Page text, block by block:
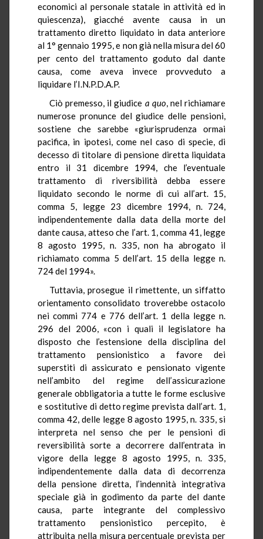
economici al personale statale in attività ed in
quiescenza), giacché avente causa in un
trattamento diretto liquidato in data anteriore
al 1° gennaio 1995, e non già nella misura del 60
per cento del trattamento goduto dal dante
causa, come aveva invece provveduto a
liquidare l’I.N.P.D.A.P.
Ciò premesso, il giudice a quo, nel richiamare
numerose pronunce del giudice delle pensioni,
sostiene che sarebbe «giurisprudenza ormai
pacifica, in ipotesi, come nel caso di specie, di
decesso di titolare di pensione diretta liquidata
entro il 31 dicembre 1994, che l’eventuale
trattamento di riversibilità debba essere
liquidato secondo le norme di cui all’art. 15,
comma 5, legge 23 dicembre 1994, n. 724,
indipendentemente dalla data della morte del
dante causa, atteso che l’art. 1, comma 41, legge
8 agosto 1995, n. 335, non ha abrogato il
richiamato comma 5 dell’art. 15 della legge n.
724 del 1994».
Tuttavia, prosegue il rimettente, un siffatto
orientamento consolidato troverebbe ostacolo
nei commi 774 e 776 dell’art. 1 della legge n.
296 del 2006, «con i quali il legislatore ha
disposto che l’estensione della disciplina del
trattamento pensionistico a favore dei
superstiti di assicurato e pensionato vigente
nell’ambito del regime dell’assicurazione
generale obbligatoria a tutte le forme esclusive
e sostitutive di detto regime prevista dall’art. 1,
comma 42, delle legge 8 agosto 1995, n. 335, si
interpreta nel senso che per le pensioni di
reversibilità sorte a decorrere dall’entrata in
vigore della legge 8 agosto 1995, n. 335,
indipendentemente dalla data di decorrenza
della pensione diretta, l’indennità integrativa
speciale già in godimento da parte del dante
causa, parte integrante del complessivo
trattamento pensionistico percepito, è
attribuita nella misura percentuale prevista per